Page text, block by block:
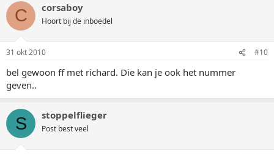
C corsaboy
Hoort bij de inboedel
31 okt 2010 #10
bel gewoon ff met richard. Die kan je ook het nummer
geven..
S stoppelflieger
Post best veel